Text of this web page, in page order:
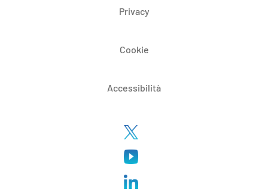
Privacy
Cookie
Accessibilità